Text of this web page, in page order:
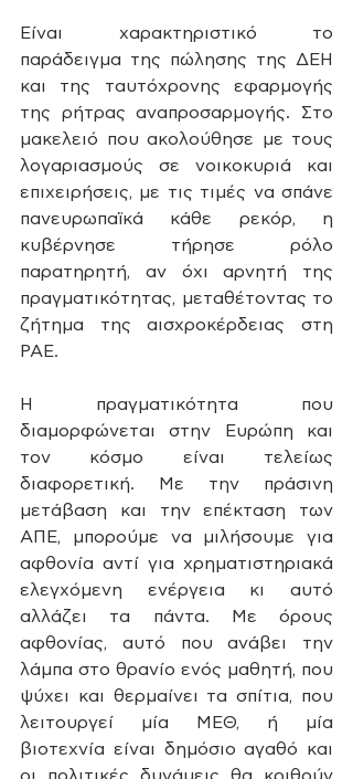
Είναι χαρακτηριστικό το
παράδειγμα της πώλησης της ΔΕΗ
και της ταυτόχρονης εφαρμογής
της ρήτρας αναπροσαρμογής. Στο
μακελειό που ακολούθησε με τους
λογαριασμούς σε νοικοκυριά και
επιχειρήσεις, με τις τιμές να σπάνε
πανευρωπαϊκά κάθε ρεκόρ, η
κυβέρνησε τήρησε ρόλο
παρατηρητή, αν όχι αρνητή της
πραγματικότητας, μεταθέτοντας το
ζήτημα της αισχροκέρδειας στη
ΡΑΕ.
Η πραγματικότητα που
διαμορφώνεται στην Ευρώπη και
τον κόσμο είναι τελείως
διαφορετική. Με την πράσινη
μετάβαση και την επέκταση των
ΑΠΕ, μπορούμε να μιλήσουμε για
αφθονία αντί για χρηματιστηριακά
ελεγχόμενη ενέργεια κι αυτό
αλλάζει τα πάντα. Με όρους
αφθονίας, αυτό που ανάβει την
λάμπα στο θρανίο ενός μαθητή, που
ψύχει και θερμαίνει τα σπίτια, που
λειτουργεί μία ΜΕΘ, ή μία
βιοτεχνία είναι δημόσιο αγαθό και